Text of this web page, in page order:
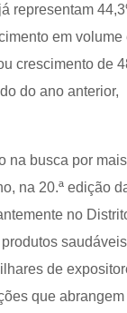
representam
em volume
crescimento de
do ano anterior,
na busca por mais
na 20.ª edição
no
de
que